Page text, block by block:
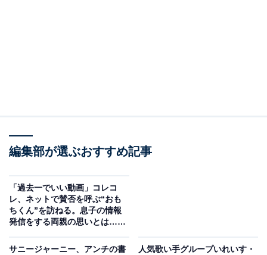
編集部が選ぶおすすめ記事
「過去一でいい動画」コレコ
レ、ネットで賛否を呼ぶ“おも
ちくん”を訪ねる。息子の情報
発信をする両親の思いとは……
サニージャーニー、アンチの書
人気歌い手グループいれいす・